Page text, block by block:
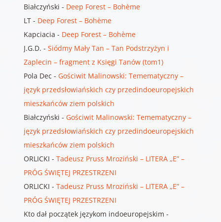
Białczyński - Deep Forest – Bohème
LT- Deep Forest – Bohème
Kapciacia - Deep Forest – Bohème
J.G.D. - Siódmy Mały Tan – Tan Podstrzyżyn i
Zaplecin – fragment z Księgi Tanów (tom1)
Pola Dec - Gościwit Malinowski: Temematyczny –
język przedsłowiańskich czy przedindoeuropejskich
mieszkańców ziem polskich
Białczyński - Gościwit Malinowski: Temematyczny –
język przedsłowiańskich czy przedindoeuropejskich
mieszkańców ziem polskich
ORLICKI - Tadeusz Pruss Mroziński – LITERA „E” –
PRÓG ŚWIĘTEJ PRZESTRZENI
ORLICKI - Tadeusz Pruss Mroziński – LITERA „E” –
PRÓG ŚWIĘTEJ PRZESTRZENI
Kto dał początek językom indoeuropejskim -